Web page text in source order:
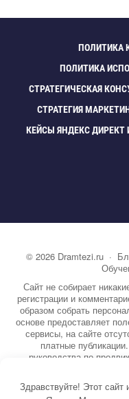
ПОЛИТИКА
ПОЛИТИКА
СТРАТЕГИЧЕСКАЯ
СТРАТЕГИЯ
КЕЙСЫ ЯНДЕКС ДИРЕКТ
© 2026 Dramtezi.ru·
Сайт не собирает
регистрации и
образом собрать
основе предоставляет
сервисы, на сайте
платные
руководства по
информацию о
На сайте
Здравствуйте! Этот